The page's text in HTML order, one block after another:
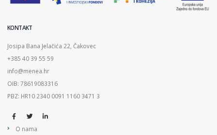
KONTAKT
Josipa Bana Jelačića 22, Čakovec
+385 40 39 55 59
info@menea.hr
OIB: 78619083316
PBZ: HR10 2340 0091 1160 3471 3
O nama